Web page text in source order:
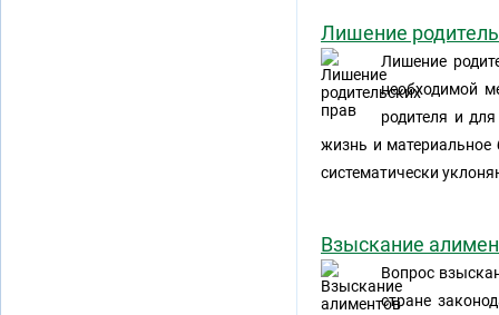
Лишение
Лишение
необходимой
родителя и
жизнь и материальное
систематически
Взыскание
Вопрос
стране